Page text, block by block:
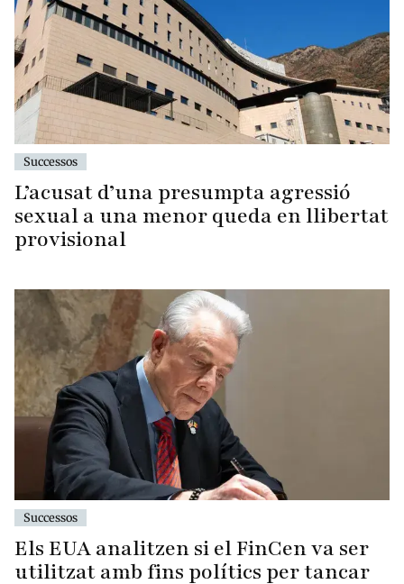
Successos
L’acusat d’una presumpta agressió
sexual a una menor queda en llibertat
provisional
Successos
Els EUA analitzen si el FinCen va ser
utilitzat amb fins polítics per tancar